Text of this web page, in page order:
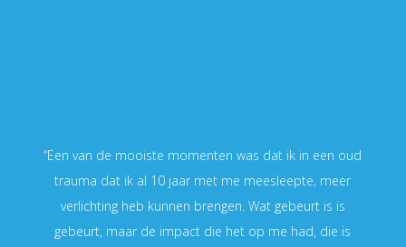
“Een van de mooiste momenten was dat ik in een oud
trauma dat ik al 10 jaar met me meesleepte, meer
verlichting heb kunnen brengen. Wat gebeurt is is
gebeurt, maar de impact die het op me had, die is